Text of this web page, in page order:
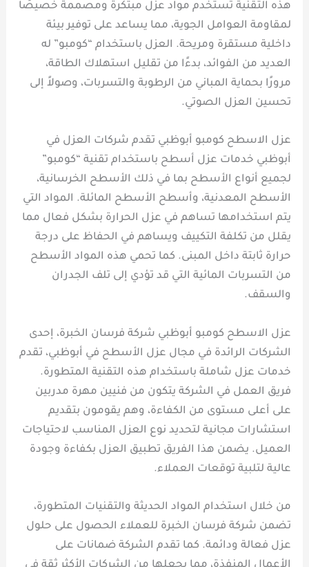
هذه التقنية تستخدم مواد عزل مبتكرة ومصممة خصيصًا
لمقاومة العوامل الجوية، مما يساعد على توفير بيئة
داخلية مستقرة ومريحة. العزل باستخدام “كومبو” له
العديد من الفوائد، بدءًا من تقليل استهلاك الطاقة،
مرورًا بحماية المباني من الرطوبة والتسربات، وصولاً إلى
تحسين العزل الصوتي.
عزل الاسطح كومبو أبوظبي تقدم شركات العزل في
أبوظبي خدمات عزل أسطح باستخدام تقنية “كومبو”
لجميع أنواع الأسطح بما في ذلك الأسطح الخرسانية،
الأسطح المعدنية، وأسطح الأسطح المائلة. المواد التي
يتم استخدامها تساهم في عزل الحرارة بشكل فعال مما
يقلل من تكلفة التكييف ويساهم في الحفاظ على درجة
حرارة ثابتة داخل المبنى. كما تحمي هذه المواد الأسطح
من التسربات المائية التي قد تؤدي إلى تلف الجدران
والسقف.
عزل الاسطح كومبو أبوظبي شركة فرسان الخبرة، إحدى
الشركات الرائدة في مجال عزل الأسطح في أبوظبي، تقدم
خدمات عزل شاملة باستخدام هذه التقنية المتطورة.
فريق العمل في الشركة يتكون من فنيين مهرة مدربين
على أعلى مستوى من الكفاءة، وهم يقومون بتقديم
استشارات مجانية لتحديد نوع العزل المناسب لاحتياجات
العميل. يضمن هذا الفريق تطبيق العزل بكفاءة وجودة
عالية لتلبية توقعات العملاء.
من خلال استخدام المواد الحديثة والتقنيات المتطورة،
تضمن شركة فرسان الخبرة للعملاء الحصول على حلول
عزل فعالة ودائمة. كما تقدم الشركة ضمانات على